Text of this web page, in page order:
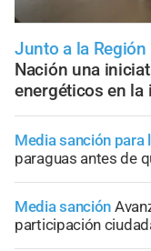
Junto a la Región
Nación una
energéticos en la
Media sanción para
paraguas antes de
Media sanción
participación